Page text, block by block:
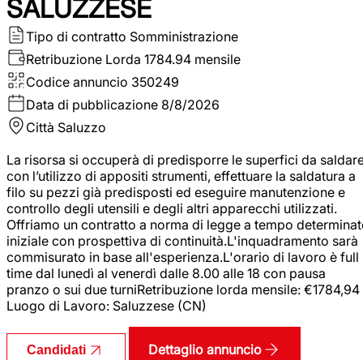
SALUZZESE
Tipo di contratto Somministrazione
Retribuzione Lorda 1784.94 mensile
Codice annuncio 350249
Data di pubblicazione 8/8/2026
Città Saluzzo
La risorsa si occuperà di predisporre le superfici da
con l’utilizzo di appositi strumenti, effettuare la saldatura a
filo su pezzi già predisposti ed eseguire manutenzione e
controllo degli utensili e degli altri apparecchi utilizzati.
Offriamo un contratto a norma di legge a tempo
iniziale con prospettiva di continuità.L'inquadramento sarà
commisurato in base all'esperienza.L'orario di lavoro è full
time dal lunedì al venerdì dalle 8.00 alle 18 con pausa
pranzo o sui due turniRetribuzione lorda mensile: €1784,94
Luogo di Lavoro: Saluzzese (CN)
Candidati Dettaglio annuncio